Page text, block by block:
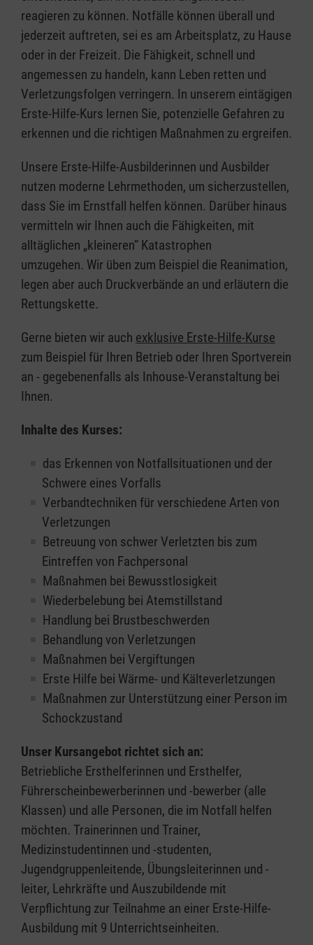
reagieren zu können. Notfälle können überall und
jederzeit auftreten, sei es am Arbeitsplatz, zu Hause
oder in der Freizeit. Die Fähigkeit, schnell und
angemessen zu handeln, kann Leben retten und
Verletzungsfolgen verringern. In unserem eintägigen
Erste-Hilfe-Kurs lernen Sie, potenzielle Gefahren zu
erkennen und die richtigen Maßnahmen zu ergreifen.
Unsere Erste-Hilfe-Ausbilderinnen und Ausbilder
nutzen moderne Lehrmethoden, um sicherzustellen,
dass Sie im Ernstfall helfen können. Darüber hinaus
vermitteln wir Ihnen auch die Fähigkeiten, mit
alltäglichen „kleineren” Katastrophen
umzugehen. Wir üben zum Beispiel die Reanimation,
legen aber auch Druckverbände an und erläutern die
Rettungskette.
Gerne bieten wir auch exklusive Erste-Hilfe-Kurse
zum Beispiel für Ihren Betrieb oder Ihren Sportverein
an - gegebenenfalls als Inhouse-Veranstaltung bei
Ihnen.
Inhalte des Kurses:
das Erkennen von Notfallsituationen und der
Schwere eines Vorfalls
Verbandtechniken für verschiedene Arten von
Verletzungen
Betreuung von schwer Verletzten bis zum
Eintreffen von Fachpersonal
Maßnahmen bei Bewusstlosigkeit
Wiederbelebung bei Atemstillstand
Handlung bei Brustbeschwerden
Behandlung von Verletzungen
Maßnahmen bei Vergiftungen
Erste Hilfe bei Wärme- und Kälteverletzungen
Maßnahmen zur Unterstützung einer Person im
Schockzustand
Unser Kursangebot richtet sich an:
Betriebliche Ersthelferinnen und Ersthelfer,
Führerscheinbewerberinnen und -bewerber (alle
Klassen) und alle Personen, die im Notfall helfen
möchten. Trainerinnen und Trainer,
Medizinstudentinnen und -studenten,
Jugendgruppenleitende, Übungsleiterinnen und -
leiter, Lehrkräfte und Auszubildende mit
Verpflichtung zur Teilnahme an einer Erste-Hilfe-
Ausbildung mit 9 Unterrichtseinheiten.